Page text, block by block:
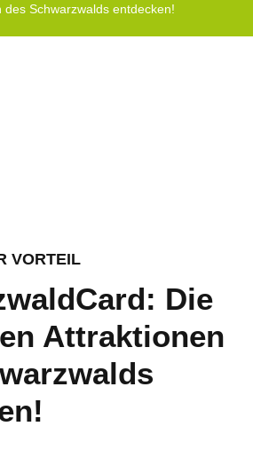
des Schwarzwalds entdecken!
VORTEIL
Die
Attraktionen